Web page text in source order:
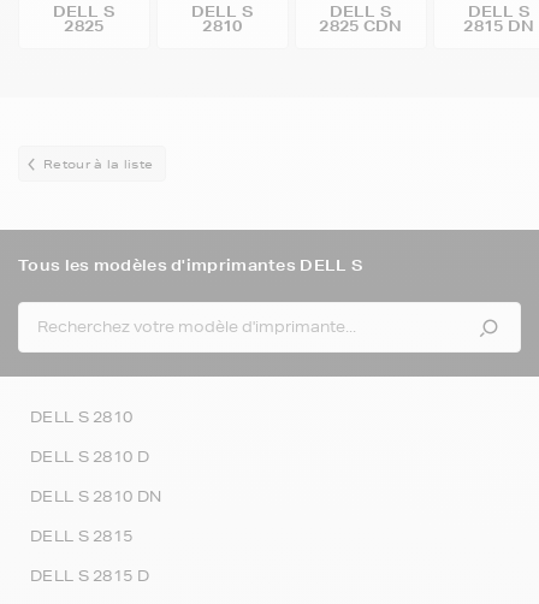
DELL S
2825
DELL S
2810
DELL S
2825 CDN
DELL S
2815 DN
Retour à la liste
Tous les modèles d'imprimantes DELL S
DELL S 2810
DELL S 2810 D
DELL S 2810 DN
DELL S 2815
DELL S 2815 D